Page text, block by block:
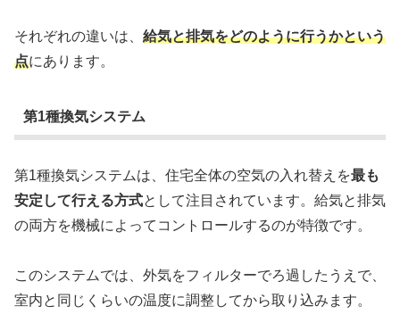
それぞれの違いは、 給気と排気をどのように行うかという
点にあります。
第1種換気システム
第1種換気システムは、住宅全体の空気の入れ替えを最も
安定して行える方式として注目されています。給気と排気
の両方を機械によってコントロールするのが特徴です。
このシステムでは、外気をフィルターでろ過したうえで、
室内と同じくらいの温度に調整してから取り込みます。